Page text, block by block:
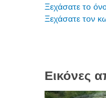
Ξεχάσατε το
Ξεχάσατε τον
Εικόνες